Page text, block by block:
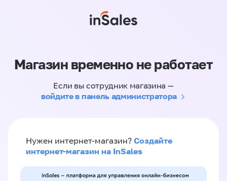
Магазин временно не работает
Если вы сотрудник магазина —
войдите в панель администратора
Нужен интернет-магазин? Создайте
интернет-магазин на InSales